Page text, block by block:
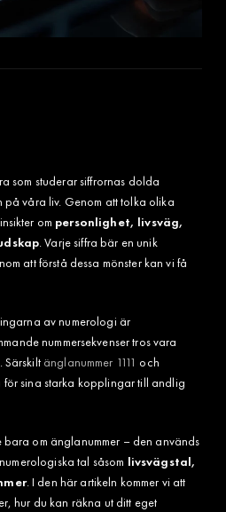
som studerar siffrornas dolda
på våra liv. Genom att tolka olika
om personlighet, livsväg,
. Varje siffra bär en unik
att förstå dessa mönster kan vi få
av numerologi är
nummersekvenser tros vara
Särskilt änglanummer 1111 och
för sina starka kopplingar till andlig
om änglanummer – den används
tal såsom livsvägstal,
. I den här artikeln kommer vi att
hur du kan räkna ut ditt eget